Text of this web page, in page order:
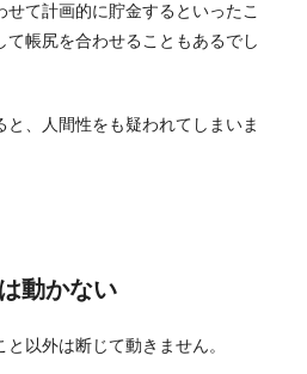
て計画的に貯金するといったこ
て帳尻を合わせることもあるでし
、人間性をも疑われてしまいま
動かない
以外は断じて動きません。